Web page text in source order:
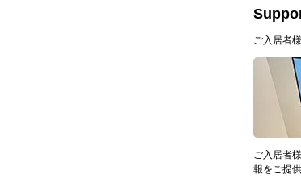
ご入居者
ご入居者
報をご提